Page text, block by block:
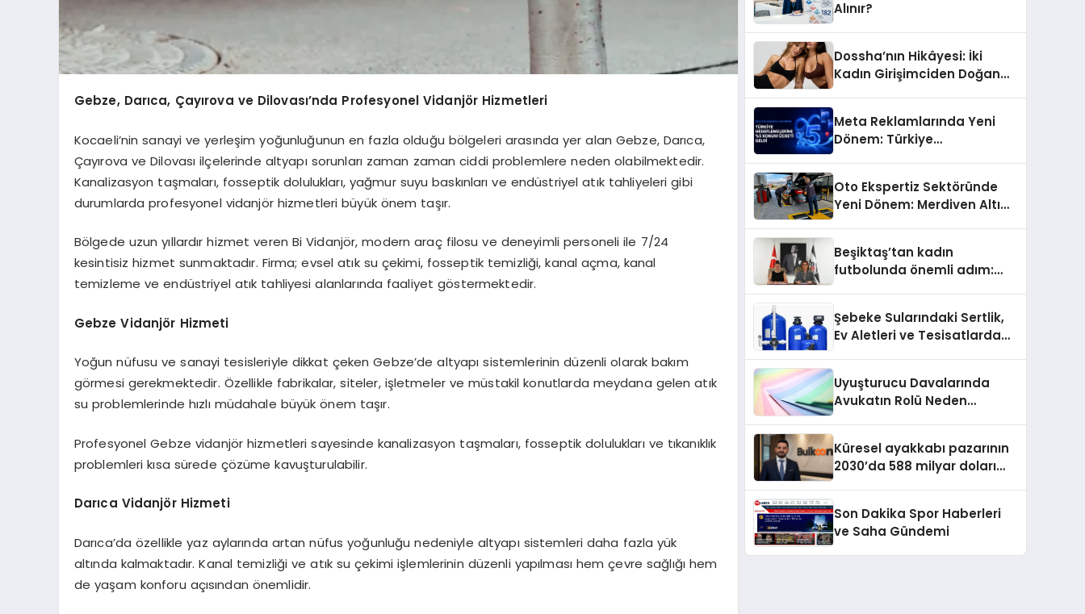
Gebze, Darıca, Çayırova ve Dilovası’nda Profesyonel Vidanjör Hizmetleri
Kocaeli’nin sanayi ve yerleşim yoğunluğunun en fazla olduğu bölgeleri arasında yer alan Gebze, Darıca,
Çayırova ve Dilovası ilçelerinde altyapı sorunları zaman zaman ciddi problemlere neden olabilmektedir.
Kanalizasyon taşmaları, fosseptik dolulukları, yağmur suyu baskınları ve endüstriyel atık tahliyeleri gibi
durumlarda profesyonel vidanjör hizmetleri büyük önem taşır.
Bölgede uzun yıllardır hizmet veren Bi Vidanjör, modern araç filosu ve deneyimli personeli ile 7/24
kesintisiz hizmet sunmaktadır. Firma; evsel atık su çekimi, fosseptik temizliği, kanal açma, kanal
temizleme ve endüstriyel atık tahliyesi alanlarında faaliyet göstermektedir.
Gebze Vidanjör Hizmeti
Yoğun nüfusu ve sanayi tesisleriyle dikkat çeken Gebze’de altyapı sistemlerinin düzenli olarak bakım
görmesi gerekmektedir. Özellikle fabrikalar, siteler, işletmeler ve müstakil konutlarda meydana gelen atık
su problemlerinde hızlı müdahale büyük önem taşır.
Profesyonel Gebze vidanjör hizmetleri sayesinde kanalizasyon taşmaları, fosseptik dolulukları ve tıkanıklık
problemleri kısa sürede çözüme kavuşturulabilir.
Darıca Vidanjör Hizmeti
Darıca’da özellikle yaz aylarında artan nüfus yoğunluğu nedeniyle altyapı sistemleri daha fazla yük
altında kalmaktadır. Kanal temizliği ve atık su çekimi işlemlerinin düzenli yapılması hem çevre sağlığı hem
de yaşam konforu açısından önemlidir.
Alınır?
Dossha’nın Hikâyesi: İki
Kadın Girişimciden Doğan
Meta Reklamlarında Yeni
Dönem: Türkiye
Oto Ekspertiz Sektöründe
Yeni Dönem: Merdiven Altı
Beşiktaş’tan kadın
futbolunda önemli adım:
Gündoğdu kulüp hafızasını
geleceğe taşıyacak
Şebeke Sularındaki Sertlik,
Ev Aletleri ve Tesisatlarda
Uyuşturucu Davalarında
Avukatın Rolü Neden
Küresel ayakkabı pazarının
2030’da 588 milyar doları
Son Dakika Spor Haberleri
ve Saha Gündemi